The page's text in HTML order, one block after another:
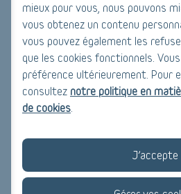
mieux pour vous, nous pouvons
vous obtenez un contenu
vous pouvez également les
que les cookies fonctionnels.
préférence ultérieurement. Pour
consultez notre politique en
de cookies
J’accepte
Permis nécessaires : en Belgique,
nécessitent des permis
conformité avec toutes les
Étape 6 : Préparation et
Préparation de l'espace
Déménagement des meubles :
les meubles et les objets de valeur.
Suivi du projet